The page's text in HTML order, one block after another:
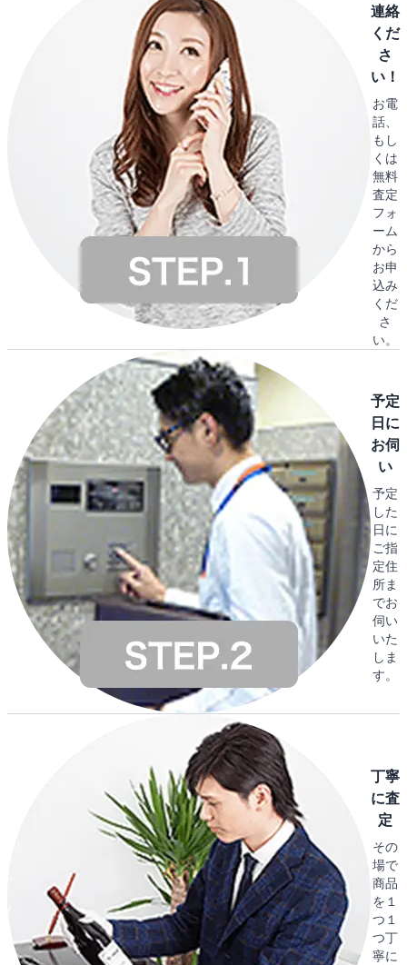
連絡
くだ
さ
い！
お電
話、
もし
くは
無料
査定
フォ
ーム
から
お申
込み
くだ
さ
い。
予定
日に
お伺
い
予定
した
日に
ご指
定住
所ま
でお
伺い
いた
しま
す。
丁寧
に査
定
その
場で
商品
を１
つ１
つ丁
寧に